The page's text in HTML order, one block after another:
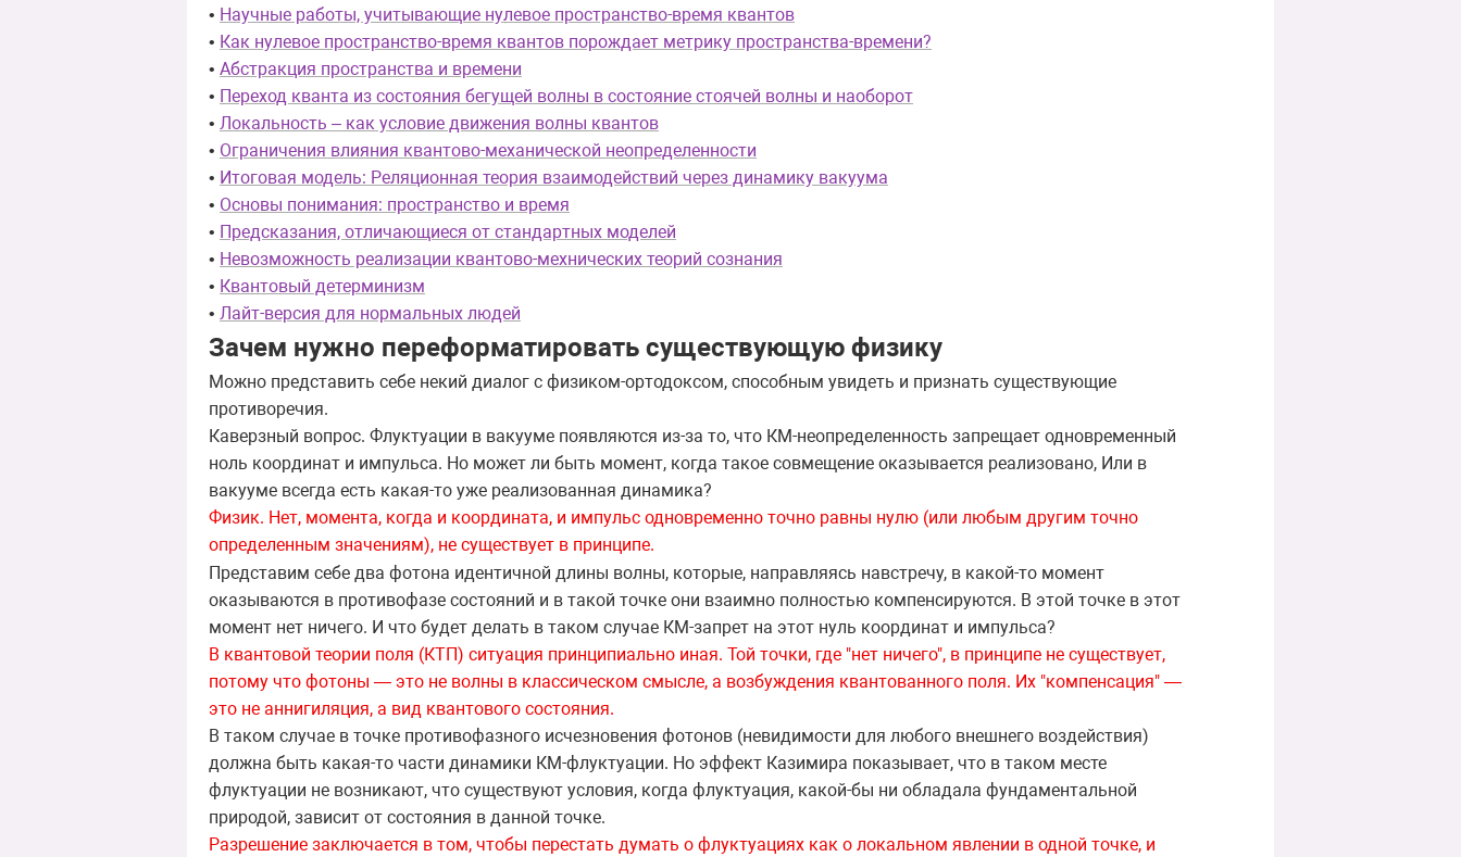
• Научные работы, учитывающие нулевое пространство-время квантов
• Как нулевое пространство-время квантов порождает метрику пространства-времени?
• Абстракция пространства и времени
• Переход кванта из состояния бегущей волны в состояние стоячей волны и наоборот
• Локальность – как условие движения волны квантов
• Ограничения влияния квантово-механической неопределенности
• Итоговая модель: Реляционная теория взаимодействий через динамику вакуума
• Основы понимания: пространство и время
• Предсказания, отличающиеся от стандартных моделей
• Невозможность реализации квантово-мехнических теорий сознания
• Квантовый детерминизм
• Лайт-версия для нормальных людей
Зачем нужно переформатировать существующую физику
Можно представить себе некий диалог с физиком-ортодоксом, способным увидеть и признать существующие
противоречия.
Каверзный вопрос. Флуктуации в вакууме появляются из-за то, что КМ-неопределенность запрещает одновременный
ноль координат и импульса. Но может ли быть момент, когда такое совмещение оказывается реализовано, Или в
вакууме всегда есть какая-то уже реализованная динамика?
Физик. Нет, момента, когда и координата, и импульс одновременно точно равны нулю (или любым другим точно
определенным значениям), не существует в принципе.
Представим себе два фотона идентичной длины волны, которые, направляясь навстречу, в какой-то момент
оказываются в противофазе состояний и в такой точке они взаимно полностью компенсируются. В этой точке в этот
момент нет ничего. И что будет делать в таком случае КМ-запрет на этот нуль координат и импульса?
В квантовой теории поля (КТП) ситуация принципиально иная. Той точки, где "нет ничего", в принципе не существует,
потому что фотоны — это не волны в классическом смысле, а возбуждения квантованного поля. Их "компенсация" —
это не аннигиляция, а вид квантового состояния.
В таком случае в точке противофазного исчезновения фотонов (невидимости для любого внешнего воздействия)
должна быть какая-то части динамики КМ-флуктуации. Но эффект Казимира показывает, что в таком месте
флуктуации не возникают, что существуют условия, когда флуктуация, какой-бы ни обладала фундаментальной
природой, зависит от состояния в данной точке.
Разрешение заключается в том, чтобы перестать думать о флуктуациях как о локальном явлении в одной точке, и